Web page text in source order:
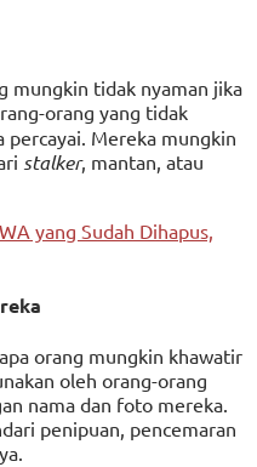
mungkin tidak nyaman jika
orang yang tidak
Mereka mungkin
stalker, mantan, atau
yang Sudah Dihapus,
orang mungkin khawatir
oleh orang-orang
nama dan foto mereka.
penipuan, pencemaran